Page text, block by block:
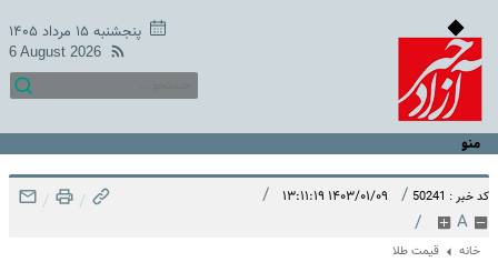
پنجشنبه ۱۵ مرداد ۱۴۰۵
6 August 2026
منو
کد خبر : 50241 / ۱۴۰۳/۰۱/۰۹ ۱۳:۱۱:۱۹ /
A
/
/
/
خانه قیمت طلا